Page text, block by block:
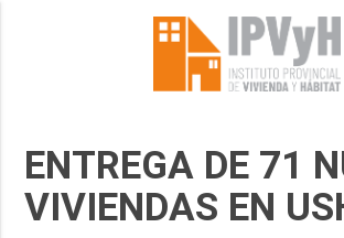
ENTREGA DE 71
VIVIENDAS EN